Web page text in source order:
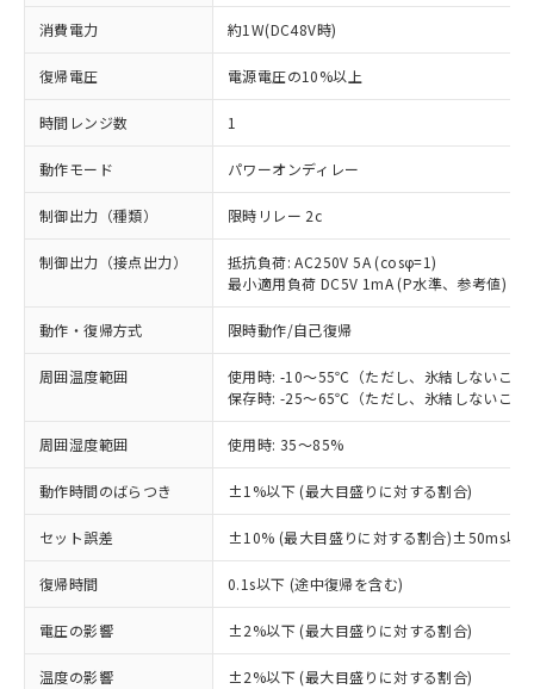
消費電力 約1W(DC48V時)
復帰電圧 電源電圧の10%以上
時間レンジ数 1
動作モード パワーオンディレー
制御出力（種類） 限時リレー 2c
制御出力（接点出力）
抵抗負荷: AC250V 5A (cosφ=1)
最小適用負荷 DC5V 1mA (P水準、参考値)
動作・復帰方式 限時動作/自己復帰
周囲温度範囲
使用時: -10～55℃（ただし、氷結しないこと
保存時: -25～65℃（ただし、氷結しないこと
周囲湿度範囲 使用時: 35～85%
動作時間のばらつき ±1%以下 (最大目盛りに対する割合)
セット誤差 ±10% (最大目盛りに対する割合)±50ms以下
復帰時間 0.1s以下 (途中復帰を含む)
電圧の影響 ±2%以下 (最大目盛りに対する割合)
温度の影響 ±2%以下 (最大目盛りに対する割合)
※1 対応状況
対応済み：EU RoHS指令（10物質）の
非含有に対応した製品が提供可能な商品で
す。